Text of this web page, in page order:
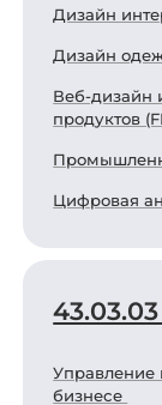
Дизайн
Дизайн
Веб-дизайн
продуктов
Цифровая
Управление
бизнесе